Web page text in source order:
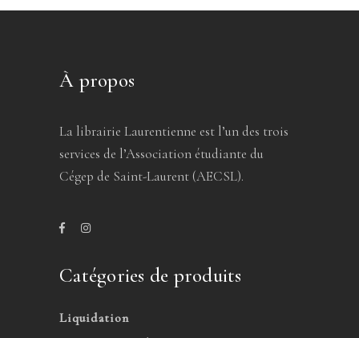
À propos
La librairie Laurentienne est l’un des trois
services de l’Association étudiante du
Cégep de Saint-Laurent (AECSL).
Catégories de produits
Liquidation